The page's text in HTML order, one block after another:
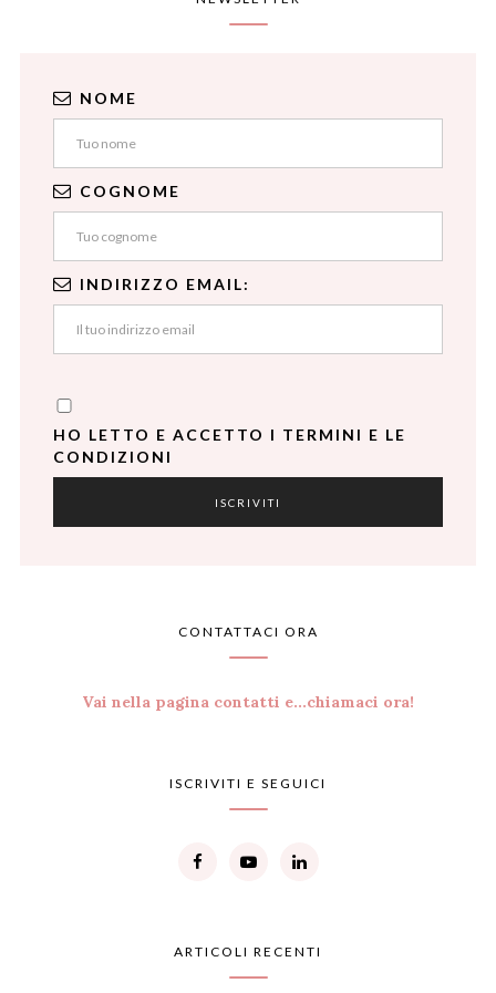
NOME
COGNOME
INDIRIZZO EMAIL:
HO LETTO E ACCETTO I TERMINI E LE
CONDIZIONI
CONTATTACI ORA
Vai nella pagina contatti e...chiamaci ora!
ISCRIVITI E SEGUICI
ARTICOLI RECENTI